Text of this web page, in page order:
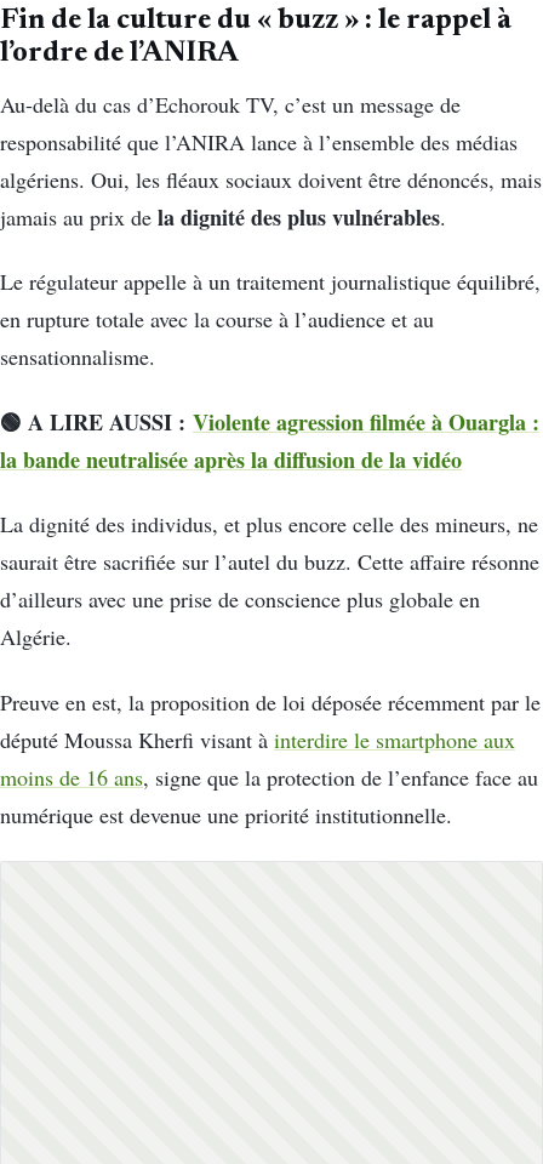
Fin de la culture du « buzz » : le rappel à
l’ordre de l’ANIRA
Au-delà du cas d’Echorouk TV, c’est un message de
responsabilité que l’ANIRA lance à l’ensemble des médias
algériens. Oui, les fléaux sociaux doivent être dénoncés, mais
jamais au prix de la dignité des plus vulnérables.
Le régulateur appelle à un traitement journalistique équilibré,
en rupture totale avec la course à l’audience et au
sensationnalisme.
🟢 A LIRE AUSSI : Violente agression filmée à Ouargla :
la bande neutralisée après la diffusion de la vidéo
La dignité des individus, et plus encore celle des mineurs, ne
saurait être sacrifiée sur l’autel du buzz. Cette affaire résonne
d’ailleurs avec une prise de conscience plus globale en
Algérie.
Preuve en est, la proposition de loi déposée récemment par le
député Moussa Kherfi visant à interdire le smartphone aux
moins de 16 ans, signe que la protection de l’enfance face au
numérique est devenue une priorité institutionnelle.